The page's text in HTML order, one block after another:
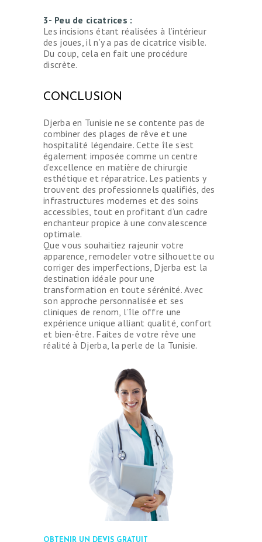
3- Peu de cicatrices :
Les incisions étant réalisées à l’intérieur
des joues, il n’y a pas de cicatrice visible.
Du coup, cela en fait une procédure
discrète.
CONCLUSION
Djerba en Tunisie ne se contente pas de
combiner des plages de rêve et une
hospitalité légendaire. Cette île s’est
également imposée comme un centre
d’excellence en matière de chirurgie
esthétique et réparatrice. Les patients y
trouvent des professionnels qualifiés, des
infrastructures modernes et des soins
accessibles, tout en profitant d’un cadre
enchanteur propice à une convalescence
optimale.
Que vous souhaitiez rajeunir votre
apparence, remodeler votre silhouette ou
corriger des imperfections, Djerba est la
destination idéale pour une
transformation en toute sérénité. Avec
son approche personnalisée et ses
cliniques de renom, l’île offre une
expérience unique alliant qualité, confort
et bien-être. Faites de votre rêve une
réalité à Djerba, la perle de la Tunisie.
OBTENIR UN DEVIS GRATUIT